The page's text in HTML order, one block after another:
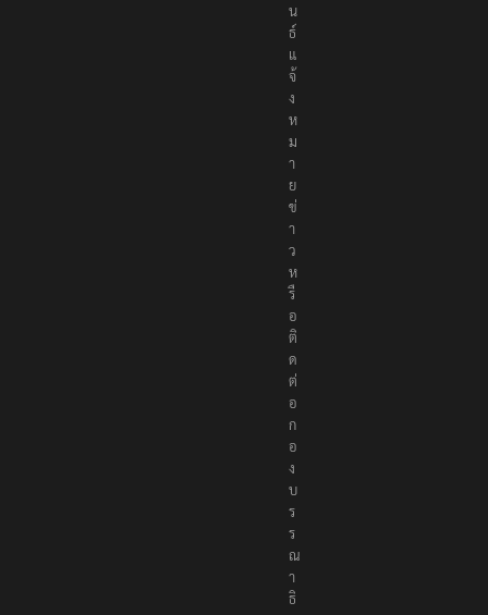
น
ธ์
แ
จ้
ง
ห
ม
า
ย
ข่
า
ว
ห
รื
อ
ติ
ด
ต่
อ
ก
อ
ง
บ
ร
ร
ณ
า
ธิ